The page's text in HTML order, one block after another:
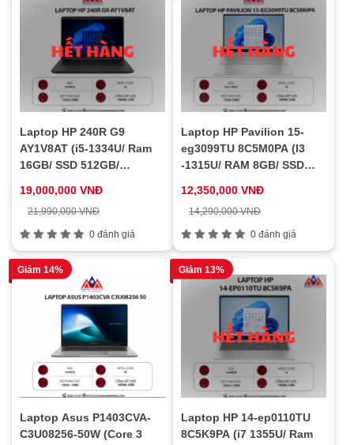
Laptop HP 240R G9
AY1V8AT (i5-1334U/ Ram
16GB/ SSD 512GB/
19,000,000 VNĐ
21,990,000 VNĐ
0 đánh giá
Laptop HP Pavilion 15-
eg3099TU 8C5M0PA (I3
-1315U/ RAM 8GB/ SSD
Bạc)
12,350,000 VNĐ
14,290,000 VNĐ
0 đánh giá
Giảm 14%
Laptop Asus P1403CVA-
C3U08256-50W (Core 3
Giảm 13%
Laptop HP 14-ep0110TU
8C5K9PA (i7 1355U/ Ram